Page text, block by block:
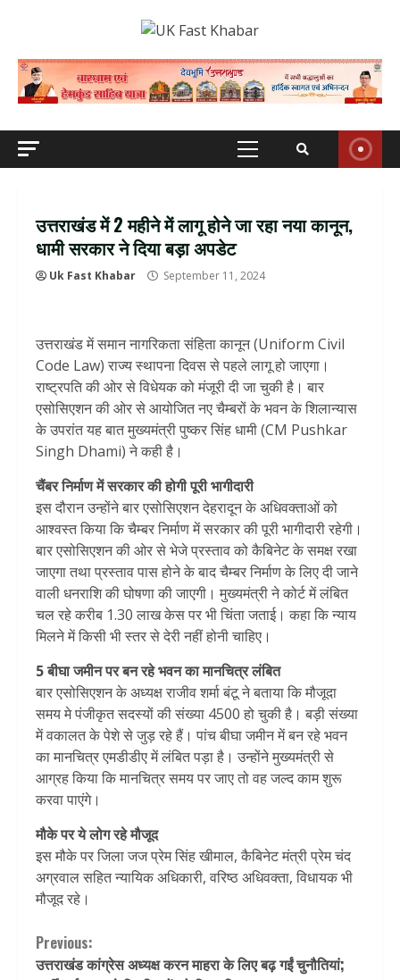
Primary
उत्तराखंड में 2 महीने में लागू होने जा रहा नया कानून,
धामी सरकार ने दिया बड़ा अपडेट
Uk Fast Khabar September 11, 2024
उत्तराखंड में समान नागरिकता संहिता कानून (Uniform Civil
Code Law) राज्य स्थापना दिवस से पहले लागू हो जाएगा।
राष्ट्रपति की ओर से विधेयक को मंजूरी दी जा चुकी है। बार
एसोसिएशन की ओर से आयोजित नए चैम्बरों के भवन के शिलान्यास
के उपरांत यह बात मुख्यमंत्री पुष्कर सिंह धामी (CM Pushkar
Singh Dhami) ने कही है।
चैंबर निर्माण में सरकार की होगी पूरी भागीदारी
इस दौरान उन्होंने बार एसोसिएशन देहरादून के अधिवक्ताओं को
आश्वस्त किया कि चैम्बर निर्माण में सरकार की पूरी भागीदारी रहेगी।
बार एसोसिएशन की ओर से भेजे प्रस्ताव को कैबिनेट के समक्ष रखा
जाएगा तथा प्रस्ताव पास होने के बाद चैम्बर निर्माण के लिए दी जाने
वाली धनराशि की घोषणा की जाएगी। मुख्यमंत्री ने कोर्ट में लंबित
चल रहे करीब 1.30 लाख केस पर भी चिंता जताई। कहा कि न्याय
मिलने में किसी भी स्तर से देरी नहीं होनी चाहिए।
5 बीघा जमीन पर बन रहे भवन का मानचित्र लंबित
बार एसोसिएशन के अध्यक्ष राजीव शर्मा बंटू ने बताया कि मौजूदा
समय मे पंजीकृत सदस्यों की संख्या 4500 हो चुकी है। बड़ी संख्या
में वकालत के पेशे से जुड़ रहे हैं। पांच बीघा जमीन में बन रहे भवन
का मानचित्र एमडीडीए में लंबित पड़ा है। उन्होंने मुख्यमंत्री से
आग्रह किया कि मानचित्र समय पर जाए तो वह जल्द काम शुरू
करवा पाएंगे।
मौके पर ये लोग रहे मौजूद
इस मौके पर जिला जज प्रेम सिंह खीमाल, कैबिनेट मंत्री प्रेम चंद
अग्रवाल सहित न्यायिक अधिकारी, वरिष्ठ अधिवक्ता, विधायक भी
मौजूद रहे।
Continue
Previous:
उत्तराखंड कांग्रेस अध्यक्ष करन माहरा के लिए बढ़ गईं चुनौतियां;